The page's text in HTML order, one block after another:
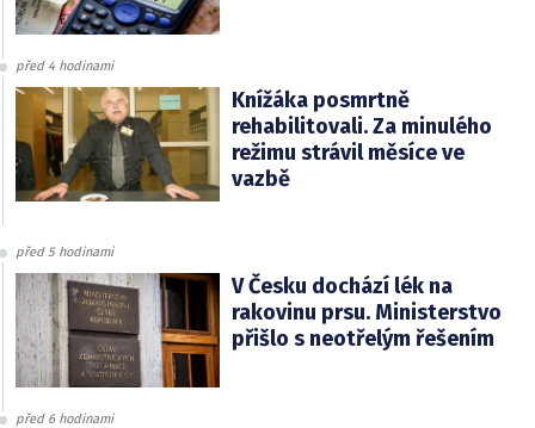
před 4 hodinami
Knížáka posmrtně
rehabilitovali. Za minulého
režimu strávil měsíce ve
vazbě
před 5 hodinami
V Česku dochází lék na
rakovinu prsu. Ministerstvo
přišlo s neotřelým řešením
před 6 hodinami